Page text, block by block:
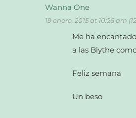
Wanna One
19 enero, 2015 at 10:26 am
Me ha
a las Blythe
Feliz semana
Un beso